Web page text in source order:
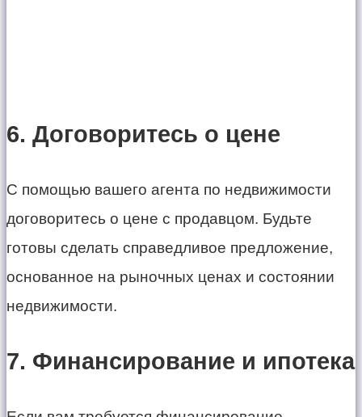
6. Договоритесь о цене
С помощью вашего агента по недвижимости
договоритесь о цене с продавцом. Будьте
готовы сделать справедливое предложение,
основанное на рыночных ценах и состоянии
недвижимости.
7. Финансирование и ипотека